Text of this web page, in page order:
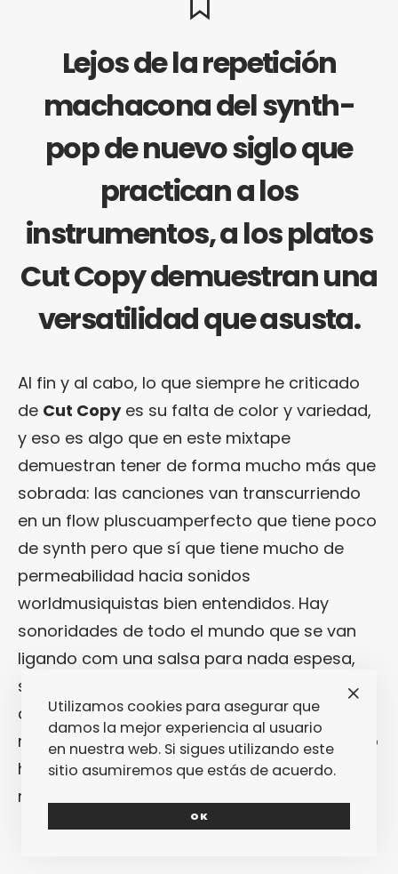
Lejos de la repetición
machacona del synth-
pop de nuevo siglo que
practican a los
instrumentos, a los platos
Cut Copy demuestran una
versatilidad que asusta.
Al fin y al cabo, lo que siempre he criticado
de Cut Copyes su falta de color y variedad,
y eso es algo que en este mixtape
demuestran tener de forma mucho más que
sobrada: las canciones van transcurriendo
en un flow pluscuamperfecto que tiene poco
de synth pero que sí que tiene mucho de
permeabilidad hacia sonidos
worldmusiquistas bien entendidos. Hay
sonoridades de todo el mundo que se van
ligando com una salsa para nada espesa,
siempre líquida, siempre en movimiento. Así
que, ahora que me he enganchado cosa
mala a la faceta de Cut Copycomo djs, sólo
hace falta que me pregunte: ¿por qué carajo
no vienen a pinchar a nuestro país?
Utilizamos cookies para asegurar que
damos la mejor experiencia al usuario
en nuestra web. Si sigues utilizando este
sitio asumiremos que estás de acuerdo.
OK